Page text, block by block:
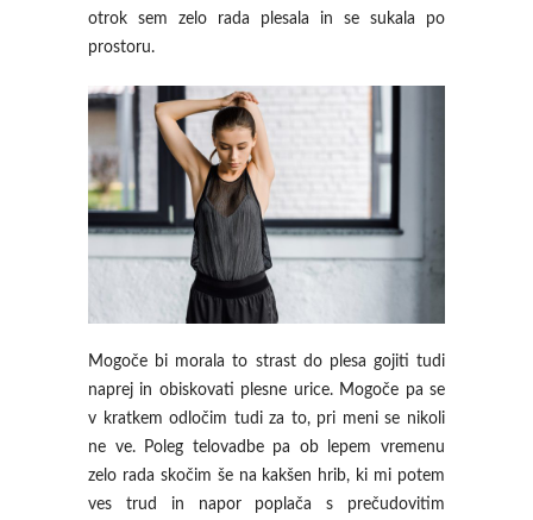
otrok sem zelo rada plesala in se sukala po
prostoru.
Mogoče bi morala to strast do plesa gojiti tudi
naprej in obiskovati plesne urice. Mogoče pa se
v kratkem odločim tudi za to, pri meni se nikoli
ne ve. Poleg telovadbe pa ob lepem vremenu
zelo rada skočim še na kakšen hrib, ki mi potem
ves trud in napor poplača s prečudovitim